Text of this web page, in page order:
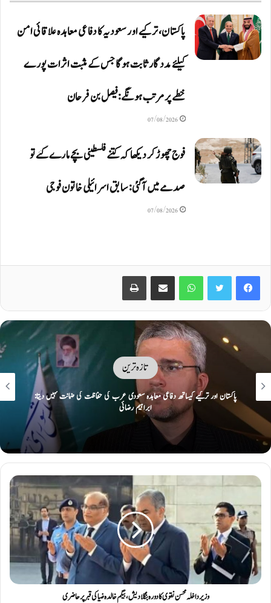
پاکستان، ترکیے اور سعودیہ کا دفاعی معاہدہ علاقائی امن
کیلئے مددگار ثابت ہوگا جس کے مثبت اثرات پورے
خطے پر مرتب ہونگے: فیصل بن فرحان
07/08/2026
فوج چھوڑ کر دیکھا کہ کتنے فلسطینی بچے مارے گئے تو
صدمے میں آگئی: سابق اسرائیلی خاتون فوجی
07/08/2026
Facebook
Twitter
WhatsApp
Share via Email
Print
تازہ ترین
ایک پر حملہ سب پر حملہ تصور: مکہ کی سرزمین پر پاک، ترک سعودی دفاعی معاہدہ
طے
وزیر داخلہ محسن نقوی کا دورہ بنگلا دیش، بیگم خالدہ ضیا کی قبر پر حاضری